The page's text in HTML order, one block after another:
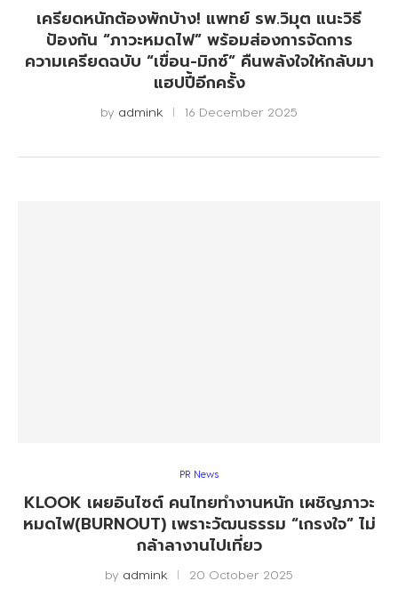
เครียดหนักต้องพักบ้าง! แพทย์ รพ.วิมุต แนะวิธี
ป้องกัน “ภาวะหมดไฟ” พร้อมส่องการจัดการ
ความเครียดฉบับ “เขื่อน-มิกซ์” คืนพลังใจให้กลับมา
แฮปปี้อีกครั้ง
by admink 16 December 2025
PR News
KLOOK เผยอินไซต์ คนไทยทำงานหนัก เผชิญภาวะ
หมดไฟ(BURNOUT) เพราะวัฒนธรรม “เกรงใจ” ไม่
กล้าลางานไปเที่ยว
by admink 20 October 2025